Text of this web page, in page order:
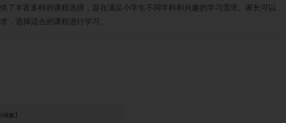
了丰富多样的课程选择，旨在满足小学生不同学科和兴趣的学习需求。家长可以
，选择适合的课程进行学习。